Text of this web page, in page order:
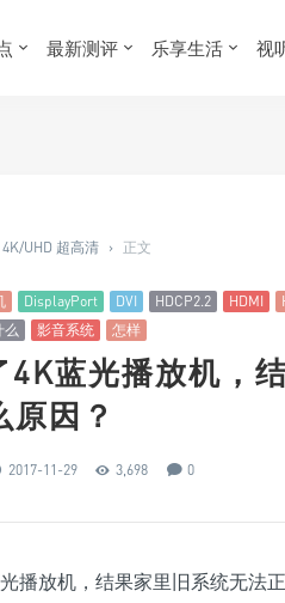
最新测评 乐享生活 视
4K/UHD 超高清 › 正文
DisplayPort DVI HDCP2.2 HDMI
么 影音系统 怎样
蓝光播放机，
原因？
2017-11-29 3,698 0